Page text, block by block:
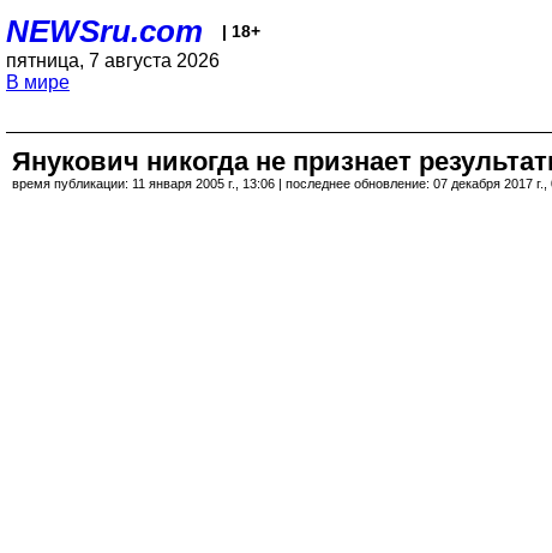
NEWSru.com | 18+
пятница, 7 августа 2026
В мире
Янукович никогда не признает
время публикации: 11 января 2005 г., 13:06 | последнее обновление: 07 декабря 2017 г.,